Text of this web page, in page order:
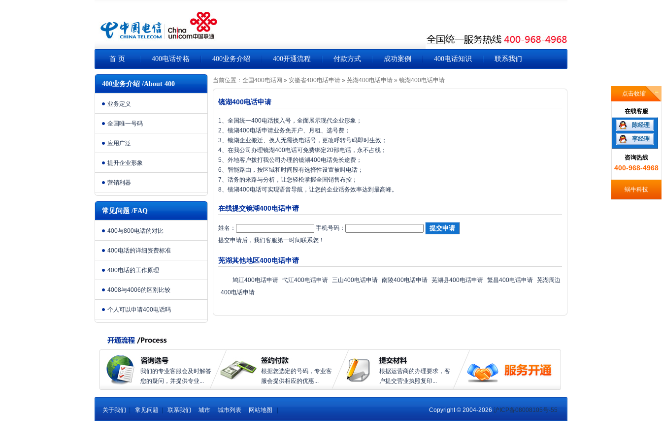
首 页 400电话价格 400业务介绍 400开通流程 付款方式 成功案例 400电话知识 联系我们
400业务介绍 /About 400
业务定义
全国唯一号码
应用广泛
提升企业形象
营销利器
常见问题 /FAQ
400与800电话的对比
400电话的详细资费标准
400电话的工作原理
4008与4006的区别比较
个人可以申请400电话吗
当前位置： 全国400电话网 » 安徽省400电话申请 » 芜湖400电话申请 » 镜湖400电话申请
镜湖400电话申请
1、全国统一400电话接入号，全面展示现代企业形象；
2、镜湖400电话申请业务免开户、月租、选号费；
3、镜湖企业搬迁、换人无需换电话号，更改呼转号码即时生效；
4、在我公司办理镜湖400电话可免费绑定20部电话，永不占线；
5、外地客户拨打我公司办理的镜湖400电话免长途费；
6、智能路由，按区域和时间段有选择性设置被叫电话；
7、话务的来路与分析，让您轻松掌握全国销售布控；
8、镜湖400电话可实现语音导航，让您的企业话务效率达到最高峰。
在线提交镜湖400电话申请
姓名：
手机号码：
提交申请后，我们客服第一时间联系您！
芜湖其他地区400电话申请
鸠江400电话申请 弋江400电话申请 三山400电话申请 南陵400电话申请 芜湖县400电话申请 繁昌400电话申请 芜湖周边
400电话申请
我们的专业客服会及时解答
您的疑问，并提供专业...
根据您选定的号码，专业客
服会提供相应的优惠...
根据运营商的办理要求，客
户提交营业执照复印...
关于我们 常见问题 联系我们 城市 城市列表 网站地图
点击收缩
在线客服
陈经理
李经理
咨询热线
400-968-4968
蜗牛科技
Copyright © 2004-2026 沪ICP备08008105号-55